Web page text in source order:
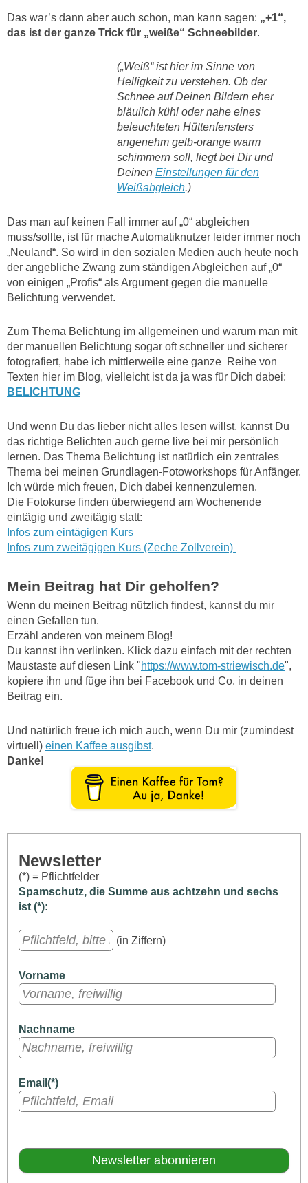
Das war’s dann aber auch schon, man kann sagen: „+1“,
das ist der ganze Trick für „weiße“ Schneebilder.
(„Weiß“ ist hier im Sinne von
Helligkeit zu verstehen. Ob der
Schnee auf Deinen Bildern eher
bläulich kühl oder nahe eines
beleuchteten Hüttenfensters
angenehm gelb-orange warm
schimmern soll, liegt bei Dir und
Deinen Einstellungen für den
Weißabgleich.)
Das man auf keinen Fall immer auf „0“ abgleichen
muss/sollte, ist für mache Automatiknutzer leider immer noch
„Neuland“. So wird in den sozialen Medien auch heute noch
der angebliche Zwang zum ständigen Abgleichen auf „0“
von einigen „Profis“ als Argument gegen die manuelle
Belichtung verwendet.
Zum Thema Belichtung im allgemeinen und warum man mit
der manuellen Belichtung sogar oft schneller und sicherer
fotografiert, habe ich mittlerweile eine ganze Reihe von
Texten hier im Blog, vielleicht ist da ja was für Dich dabei:
BELICHTUNG
Und wenn Du das lieber nicht alles lesen willst, kannst Du
das richtige Belichten auch gerne live bei mir persönlich
lernen. Das Thema Belichtung ist natürlich ein zentrales
Thema bei meinen Grundlagen-Fotoworkshops für Anfänger.
Ich würde mich freuen, Dich dabei kennenzulernen.
Die Fotokurse finden überwiegend am Wochenende
eintägig und zweitägig statt:
Infos zum eintägigen Kurs
Infos zum zweitägigen Kurs (Zeche Zollverein)
Mein Beitrag hat Dir geholfen?
Wenn du meinen Beitrag nützlich findest, kannst du mir
einen Gefallen tun.
Erzähl anderen von meinem Blog!
Du kannst ihn verlinken. Klick dazu einfach mit der rechten
Maustaste auf diesen Link "https://www.tom-striewisch.de",
kopiere ihn und füge ihn bei Facebook und Co. in deinen
Beitrag ein.
Und natürlich freue ich mich auch, wenn Du mir (zumindest
virtuell) einen Kaffee ausgibst.
Danke!
Newsletter
(*) = Pflichtfelder
Spamschutz, die Summe aus achtzehn und sechs
ist (*):
(in Ziffern)
Vorname
Nachname
Email(*)